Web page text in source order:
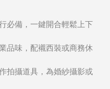
必備，一鍵開合輕鬆上下
品味，配襯西裝或商務休
拍攝道具，為婚紗攝影或